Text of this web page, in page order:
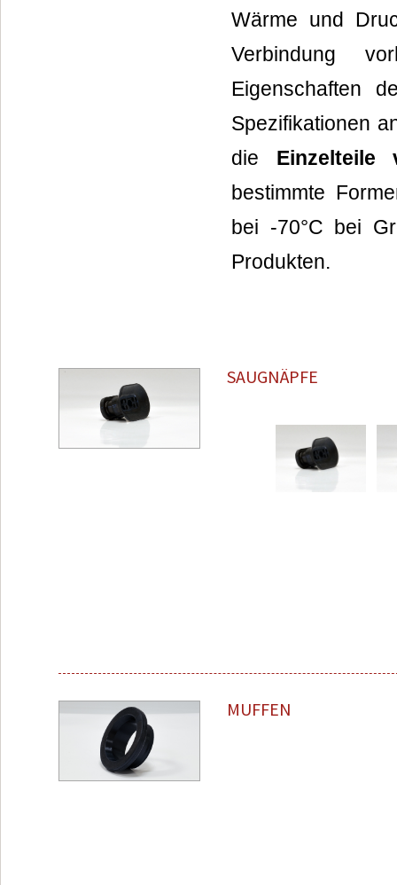
Wärme und
Verbindung
Eigenschaften
Spezifikationen
die Einzelteile
bestimmte
bei -70°C bei
Produkten.
SAUGNÄPFE
MUFFEN